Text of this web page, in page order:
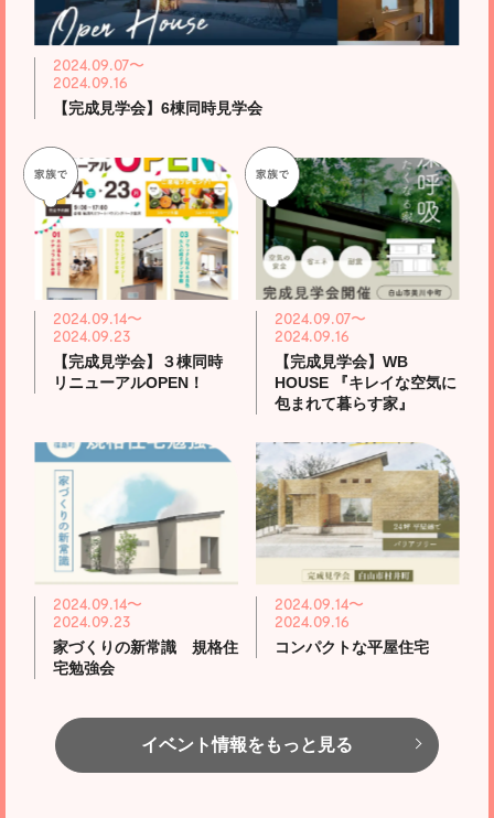
2024.09.07〜
2024.09.16
【完成見学会】6棟同時見学会
2024.09.14〜
2024.09.23
【完成見学会】３棟同時
リニューアルOPEN！
2024.09.07〜
2024.09.16
【完成見学会】WB
HOUSE 『キレイな空気に
包まれて暮らす家』
2024.09.14〜
2024.09.23
家づくりの新常識 規格住
宅勉強会
2024.09.14〜
2024.09.16
コンパクトな平屋住宅
イベント情報をもっと見る